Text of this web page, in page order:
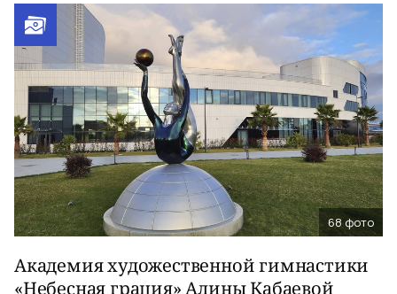
68 фото
Академия художественной гимнастики
«Небесная грация» Алины Кабаевой